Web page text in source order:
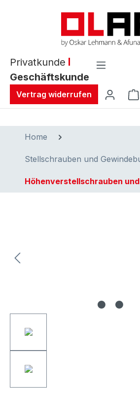
Privatkunde
Geschäftskunde
Vertrag widerrufen
Home
Stellschrauben und
Höhenverstellschrauben